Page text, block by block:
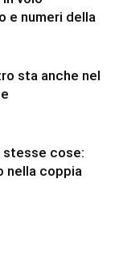
e numeri della
sta anche nel
stesse cose:
nella coppia